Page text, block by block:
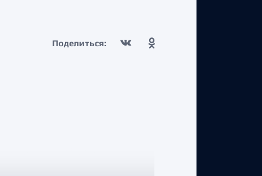
Поделиться: